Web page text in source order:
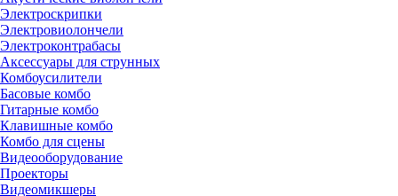
Электроскрипки
Электровиолончели
Электроконтрабасы
Аксессуары для струнных
Комбоусилители
Басовые комбо
Гитарные комбо
Клавишные комбо
Комбо для сцены
Видеооборудование
Проекторы
Видеомикшеры